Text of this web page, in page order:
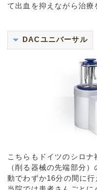
て出血を抑えながら治療
DACユニバーサル
こちらもドイツのシロ
（削る器械の先端部分
動でわずか16分の間に行